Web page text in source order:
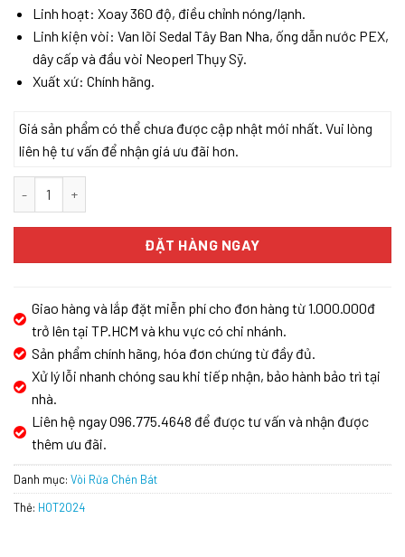
Linh hoạt: Xoay 360 độ, điều chỉnh nóng/lạnh.
Linh kiện vòi: Van lõi Sedal Tây Ban Nha, ống dẫn nước PEX,
dây cấp và đầu vòi Neoperl Thụy Sỹ.
Xuất xứ: Chính hãng.
Giá sản phẩm có thể chưa được cập nhật mới nhất. Vui lòng
liên hệ tư vấn để nhận giá ưu đãi hơn.
ĐẶT HÀNG NGAY
Giao hàng và lắp đặt miễn phí cho đơn hàng từ 1.000.000đ
trở lên tại TP.HCM và khu vực có chi nhánh.
Sản phẩm chính hãng, hóa đơn chứng từ đầy đủ.
Xử lý lỗi nhanh chóng sau khi tiếp nhận, bảo hành bảo trì tại
nhà.
Liên hệ ngay 096.775.4648 để được tư vấn và nhận được
thêm ưu đãi.
Danh mục: Vòi Rửa Chén Bát
Thẻ: HOT2024